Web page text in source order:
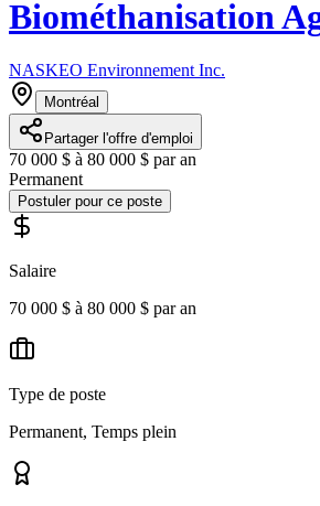
Biométhanisation
NASKEO Environnement Inc.
Montréal
Partager l'offre d'emploi
70 000 $ à 80 000 $ par an
Permanent
Postuler pour ce poste
Salaire
70 000 $ à 80 000 $ par an
Type de poste
Permanent, Temps plein